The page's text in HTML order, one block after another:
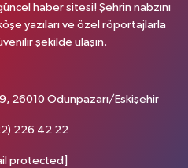
haber sitesi! Şehrin nabzını
yazıları ve özel röportajlarla
şekilde ulaşın.
26010 Odunpazarı/Eskişehir
226 42 22
protected]